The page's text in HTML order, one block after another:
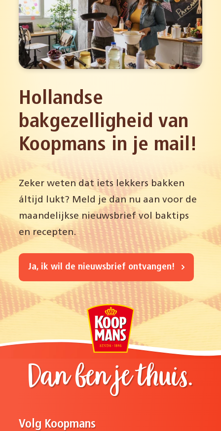
Hollandse
bakgezelligheid van
Koopmans in je mail!
Zeker weten dat iets lekkers bakken
áltijd lukt? Meld je dan nu aan voor de
maandelijkse nieuwsbrief vol baktips
en recepten.
Ja, ik wil de nieuwsbrief ontvangen!
Dan ben je thuis.
Volg Koopmans